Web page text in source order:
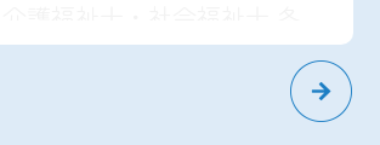
10,000円
宅手当15,000円・扶養手当は別